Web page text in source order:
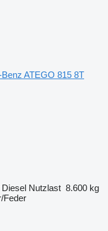
ATEGO 815 8T
Diesel Nutzlast 8.600 kg
Feder